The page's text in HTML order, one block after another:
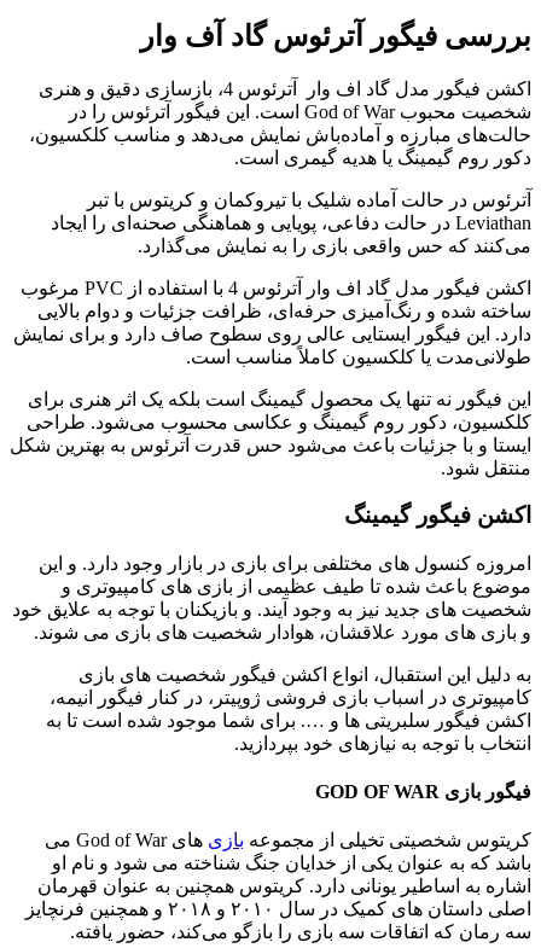
بررسی فیگور آترئوس گاد آف وار
اکشن فیگور مدل گاد اف وار آترئوس 4، بازسازی دقیق و هنری
شخصیت‌ محبوب God of War است. این فیگور آترئوس را در
حالت‌های مبارزه و آماده‌باش نمایش می‌دهد و مناسب کلکسیون،
دکور روم گیمینگ یا هدیه گیمری است.
آترئوس در حالت آماده شلیک با تیروکمان و کریتوس با تبر
Leviathan در حالت دفاعی، پویایی و هماهنگی صحنه‌ای را ایجاد
می‌کنند که حس واقعی بازی را به نمایش می‌گذارد.
اکشن ‌فیگور ‌مدل ‌گاد ‌اف ‌وار ‌آترئوس ‌4 ‌با ‌استفاده ‌از ‌PVC ‌مرغوب
‌ساخته ‌شده ‌و ‌رنگ‌آمیزی ‌حرفه‌ای‌، ‌ظرافت ‌جزئیات ‌و ‌دوام ‌بالایی
‌دارد‌. این فیگور ایستایی عالی روی سطوح صاف دارد و برای نمایش
طولانی‌مدت یا کلکسیون کاملاً مناسب است.
این فیگور نه تنها یک محصول گیمینگ است بلکه یک اثر هنری برای
کلکسیون، دکور روم گیمینگ و عکاسی محسوب می‌شود. طراحی
ایستا و با جزئیات باعث می‌شود حس قدرت آترئوس به بهترین شکل
منتقل شود.
اکشن فیگور گیمینگ
امروزه کنسول های مختلفی برای بازی در بازار وجود دارد. و ‌این
‌موضوع ‌باعث ‌شده ‌تا ‌طیف ‌عظیمی ‌از ‌بازی ‌های ‌کامپیوتری ‌و
‌شخصیت ‌های ‌جدید ‌نیز ‌به ‌وجود ‌آیند‌. و بازیکنان با توجه به علایق خود
و بازی های مورد علاقشان، هوادار شخصیت های بازی می شوند.
به دلیل این استقبال، انواع اکشن فیگور شخصیت های بازی
کامپیوتری در اسباب بازی فروشی ژوپیتر، در کنار فیگور انیمه،
اکشن فیگور سلبریتی ها و …. برای ‌شما ‌موجود ‌شده ‌است ‌تا ‌به
‌انتخاب ‌با ‌توجه ‌به ‌نیازهای ‌خود ‌بپردازید‌.
فیگور بازی GOD OF WAR
کریتوس شخصیتی تخیلی از مجموعه بازی
های God of War می
باشد که به عنوان یکی از خدایان جنگ شناخته می شود و نام او
اشاره به اساطیر یونانی دارد. کریتوس ‌همچنین ‌به ‌عنوان ‌قهرمان
‌اصلی ‌داستان ‌های ‌کمیک ‌در ‌سال ‌۲۰۱۰ ‌و ‌۲۰۱۸ ‌و ‌همچنین ‌فرنچایز
‌سه ‌رمان ‌که ‌اتفاقات ‌سه ‌بازی ‌را ‌بازگو ‌می‌کند‌، ‌حضور ‌یافته‌.